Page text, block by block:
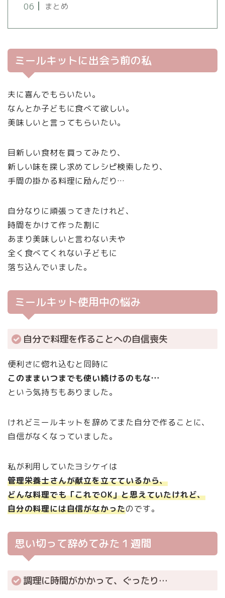
まとめ
ミールキットに出会う前の私
夫に喜んでもらいたい。
なんとか子どもに食べて欲しい。
美味しいと言ってもらいたい。
目新しい食材を買ってみたり、
新しい味を探し求めてレシピ検索したり、
手間の掛かる料理に励んだり…
自分なりに頑張ってきたけれど、
時間をかけて作った割に
あまり美味しいと言わない夫や
全く食べてくれない子どもに
落ち込んでいました。
ミールキット使用中の悩み
自分で料理を作ることへの自信喪失
便利さに惚れ込むと同時に
このままいつまでも使い続けるのもな…
という気持ちもありました。
けれどミールキットを辞めてまた自分で作ることに、
自信がなくなっていました。
私が利用していたヨシケイは
管理栄養士さんが献立を立てているから、
どんな料理でも「これでOK」と思えていたけれど、
自分の料理には自信がなかったのです。
思い切って辞めてみた１週間
調理に時間がかかって、ぐったり…